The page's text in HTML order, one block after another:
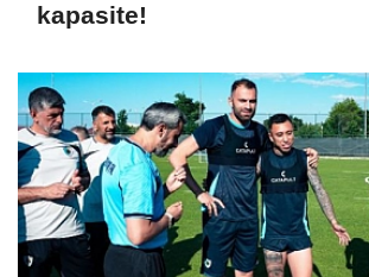
kapasite!